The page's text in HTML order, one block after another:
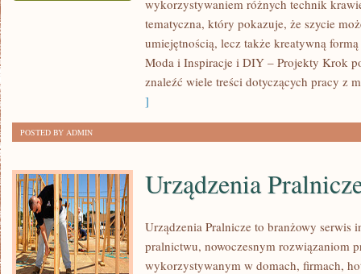
POCZĄTKUJĄCYCH
wykorzystywaniem różnych technik
tematyczna, który pokazuje, że szycie
umiejętnością, lecz także kreatywną
Moda i Inspiracje i DIY – Projekty Krok
znaleźć wiele treści dotyczących pracy z
]
POSTED BY ADMIN
Urządzenia
Urządzenia Pralnicze to branżowy serwis
pralnictwu, nowoczesnym rozwiązaniom
wykorzystywanym w domach, firmach,